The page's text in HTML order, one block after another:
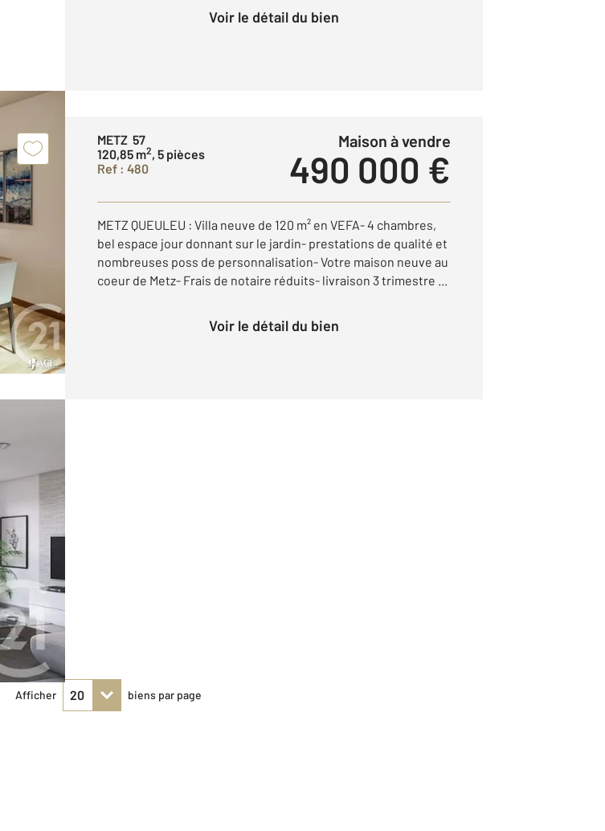
Voir le détail du bien
METZ 57
120,85 m2, 5 pièces
Ref : 480
Maison à vendre
490 000 €
METZ QUEULEU : Villa neuve de 120 m² en VEFA- 4 chambres,
bel espace jour donnant sur le jardin- prestations de qualité et
nombreuses poss de personnalisation- Votre maison neuve au
coeur de Metz- Frais de notaire réduits- livraison 3 trimestre ...
Voir le détail du bien
Afficher biens par page